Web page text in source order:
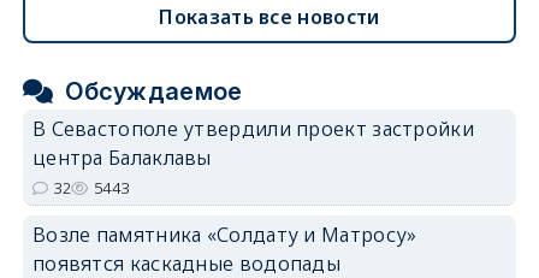
Показать все новости
Обсуждаемое
В Севастополе утвердили проект застройки
центра Балаклавы
32 5443
Возле памятника «Солдату и Матросу»
появятся каскадные водопады